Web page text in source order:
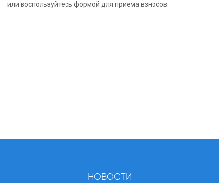
или воспользуйтесь формой для приема взносов:
НОВОСТИ